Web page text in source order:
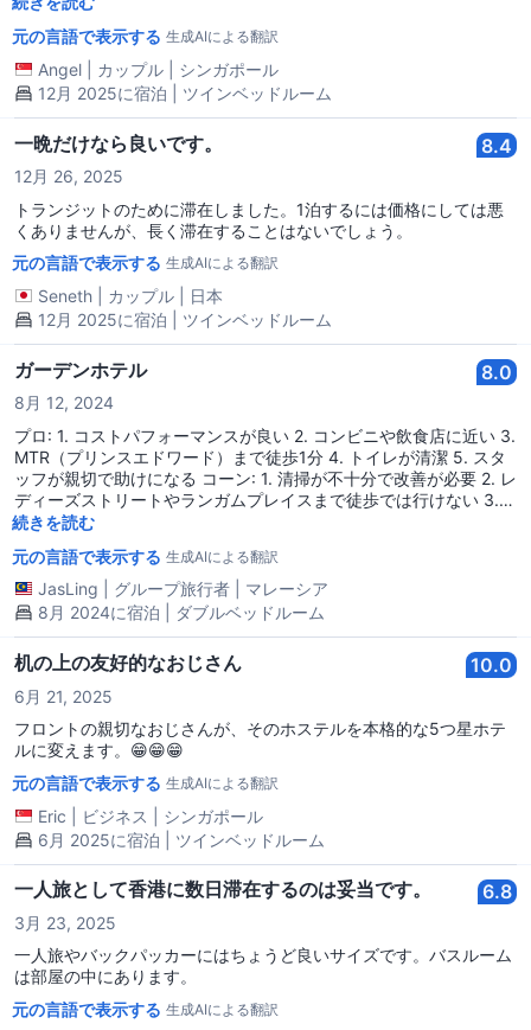
ンサーが備えられていて、温かい水を得るために使いました。建物
の前に警備員がいるのは良かったので、私たちを安全に感じさせま
す。全体的には、払った分の価値はあります。
元の言語で表示する 生成AIによる翻訳
Angel カップル
シンガポール
12月 2025に宿泊 | ツインベッドルーム
一晩だけなら良いです。 8.4
12月 26, 2025
トランジットのために滞在しました。1泊するには価格にしては悪
くありませんが、長く滞在することはないでしょう。
元の言語で表示する 生成AIによる翻訳
Seneth カップル
日本
12月 2025に宿泊 | ツインベッドルーム
ガーデンホテル 8.0
8月 12, 2024
プロ: 1. コストパフォーマンスが良い 2. コンビニや飲食店に近い 3.
MTR（プリンスエドワード）まで徒歩1分 4. トイレが清潔 5. スタ
ッフが親切で助けになる コーン: 1. 清掃が不十分で改善が必要 2. レ
ディーズストリートやランガムプレイスまで徒歩では行けない 3.
ベッドリネンが正しく洗濯されておらず、寝るときにかゆくなる
続きを読む
元の言語で表示する 生成AIによる翻訳
JasLing グループ旅行者
マレーシア
8月 2024に宿泊 | ダブルベッドルーム
机の上の友好的なおじさん 10.0
6月 21, 2025
フロントの親切なおじさんが、そのホステルを本格的な5つ星ホテ
ルに変えます。😁😁😁
元の言語で表示する 生成AIによる翻訳
Eric ビジネス
シンガポール
6月 2025に宿泊 | ツインベッドルーム
一人旅として香港に数日滞在するのは妥当です。 6.8
3月 23, 2025
一人旅やバックパッカーにはちょうど良いサイズです。バスルーム
は部屋の中にあります。
元の言語で表示する 生成AIによる翻訳